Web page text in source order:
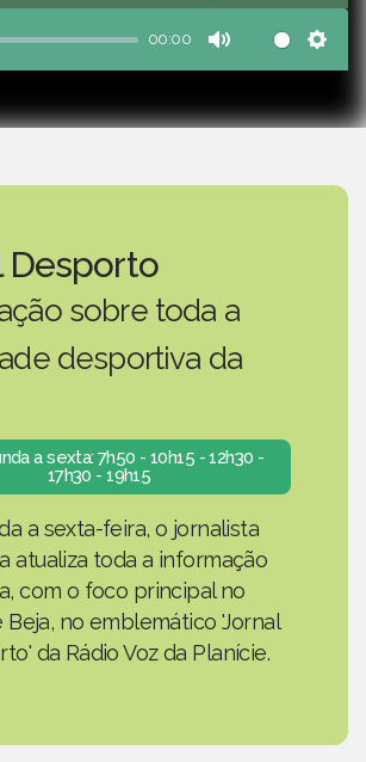
00:00
Mute
Desporto
sobre toda a
desportiva da
a sexta: 7h50 - 10h15 - 12h30 -
17h30 - 19h15
a sexta-feira, o jornalista
atualiza toda a informação
com o foco principal no
no emblemático 'Jornal
da Rádio Voz da Planície.